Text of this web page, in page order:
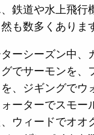
鉄道や水上飛行
も数多くありま
ーシーズン中、
でサーモンを、
、ジギングでウ
ーターでスモー
ウィードでオオ